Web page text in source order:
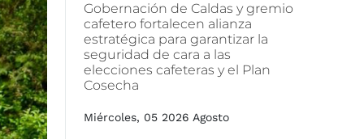
Gobernación de Caldas y gremio
cafetero fortalecen alianza
estratégica para garantizar la
seguridad de cara a las
elecciones cafeteras y el Plan
Cosecha
Miércoles, 05 2026 Agosto